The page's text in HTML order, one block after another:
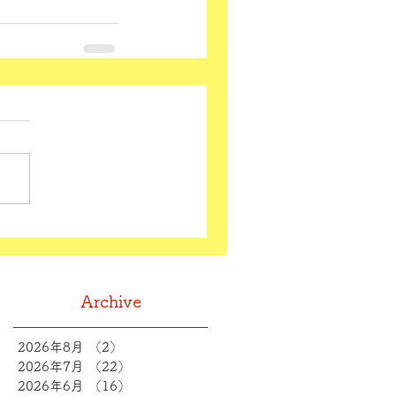
Archive
2026年8月 （2）
2026年7月
（22）
2026年6月
（16）